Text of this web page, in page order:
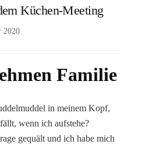
Küchen-Meeting
2020
Familie
in meinem Kopf,
wenn ich aufstehe?
gequält und ich habe mich